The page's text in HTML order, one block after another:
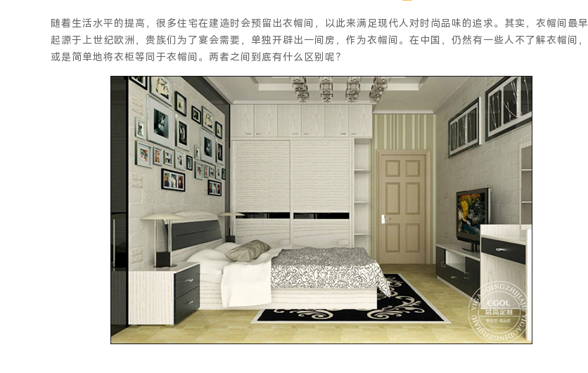
随着生活水平的提高，很多住宅在建造时会预留出衣帽间，以此来满足现代人对时尚品味的追求。其实，衣帽间最早
起源于上世纪欧洲，贵族们为了宴会需要，单独开辟出一间房，作为衣帽间。在中国，仍然有一些人不了解衣帽间，
或是简单地将衣柜等同于衣帽间。两者之间到底有什么区别呢？